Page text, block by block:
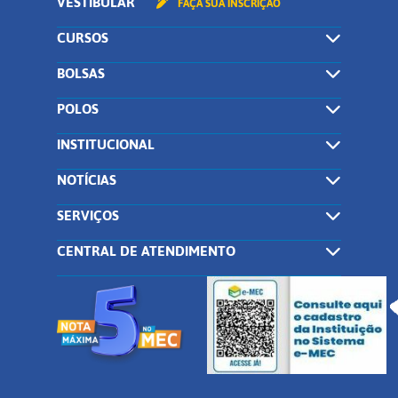
CURSOS
BOLSAS
POLOS
INSTITUCIONAL
NOTÍCIAS
SERVIÇOS
CENTRAL DE ATENDIMENTO